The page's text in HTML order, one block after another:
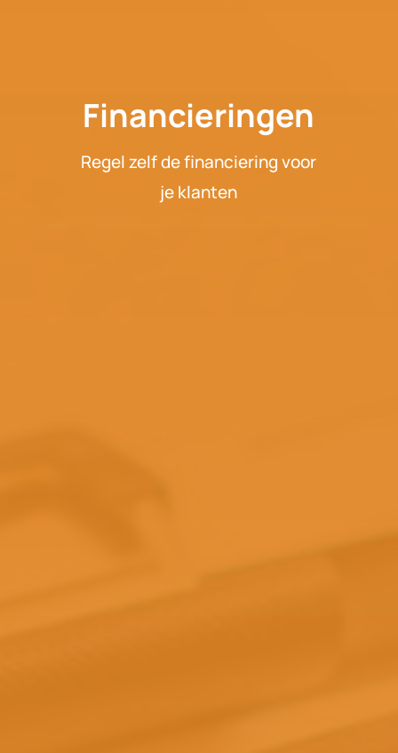
Financieringen
Regel zelf de financiering voor
je klanten